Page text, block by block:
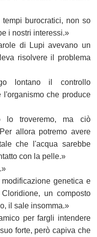
burocratici, non so
i nostri interessi.»
di Lupi avevano un
risolvere il problema
lontano il controllo
l'organismo che produce
lo troveremo, ma ciò
allora potremo avere
che l'acqua sarebbe
con la pelle.»
genetica e
un composto
il sale insomma.»
per fargli intendere
forte, però capiva che